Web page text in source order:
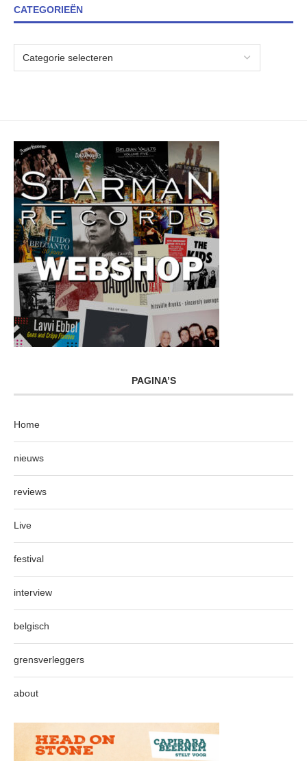
CATEGORIEËN
PAGINA’S
Home
nieuws
reviews
Live
festival
interview
belgisch
grensverleggers
about